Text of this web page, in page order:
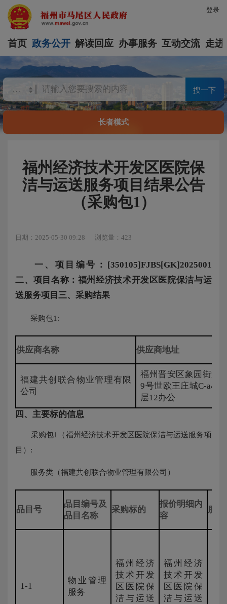
登录
首页 政务公开 解读回应 办事服务 互动交流 走进
搜一下
长者模式
福州经济技术开发区医院保
洁与运送服务项目结果公告
（采购包1）
日期：2025-05-30 09:28 浏览量：423
一、项目编号：[350105]FJBS[GK]2025001
二、项目名称：福州经济技术开发区医院保洁与运
送服务项目三、采购结果
采购包1:
供应商名称 供应商地址
福建共创联合物业管理有限
公司
福州晋安区象园街道
9号世欧王庄城C-a4地
层12办公
四、主要标的信息
采购包1（福州经济技术开发区医院保洁与运送服务项
目）:
服务类（福建共创联合物业管理有限公司）
品目号
品目编号及
品目名称
采购标的
报价明细内
容
服
1-1
物业管理
服务
福州经济
技术开发
区医院保
洁与运送
福州经济
技术开发
区医院保
洁与运送